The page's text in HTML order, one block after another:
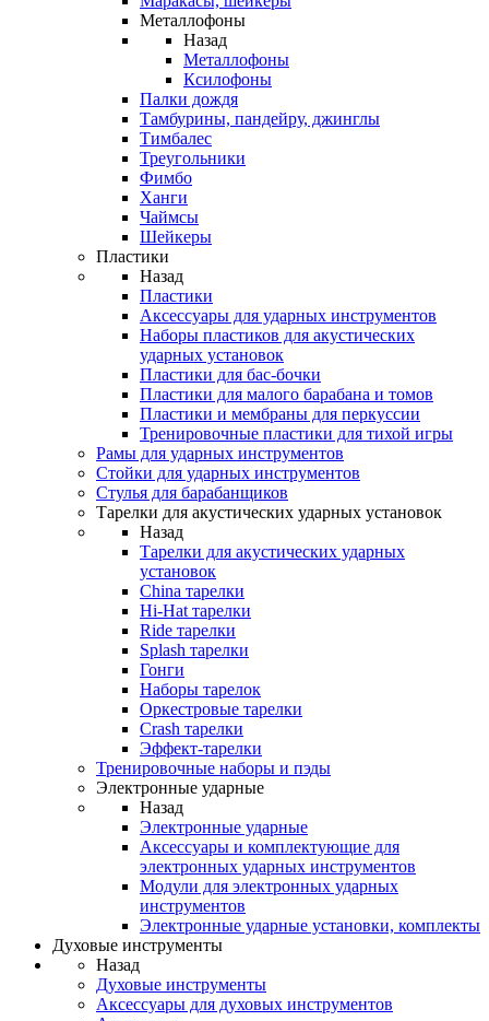
Металлофоны
Назад
Металлофоны
Ксилофоны
Палки дождя
Тамбурины, пандейру, джинглы
Тимбалес
Треугольники
Фимбо
Ханги
Чаймсы
Шейкеры
Пластики
Назад
Пластики
Аксессуары для ударных инструментов
Наборы пластиков для акустических
ударных установок
Пластики для бас-бочки
Пластики для малого барабана и томов
Пластики и мембраны для перкуссии
Тренировочные пластики для тихой игры
Рамы для ударных инструментов
Стойки для ударных инструментов
Стулья для барабанщиков
Тарелки для акустических ударных установок
Назад
Тарелки для акустических ударных
установок
China тарелки
Hi-Hat тарелки
Ride тарелки
Splash тарелки
Гонги
Наборы тарелок
Оркестровые тарелки
Сrash тарелки
Эффект-тарелки
Тренировочные наборы и пэды
Электронные ударные
Назад
Электронные ударные
Аксессуары и комплектующие для
электронных ударных инструментов
Модули для электронных ударных
инструментов
Электронные ударные установки, комплекты
Духовые инструменты
Назад
Духовые инструменты
Аксессуары для духовых инструментов